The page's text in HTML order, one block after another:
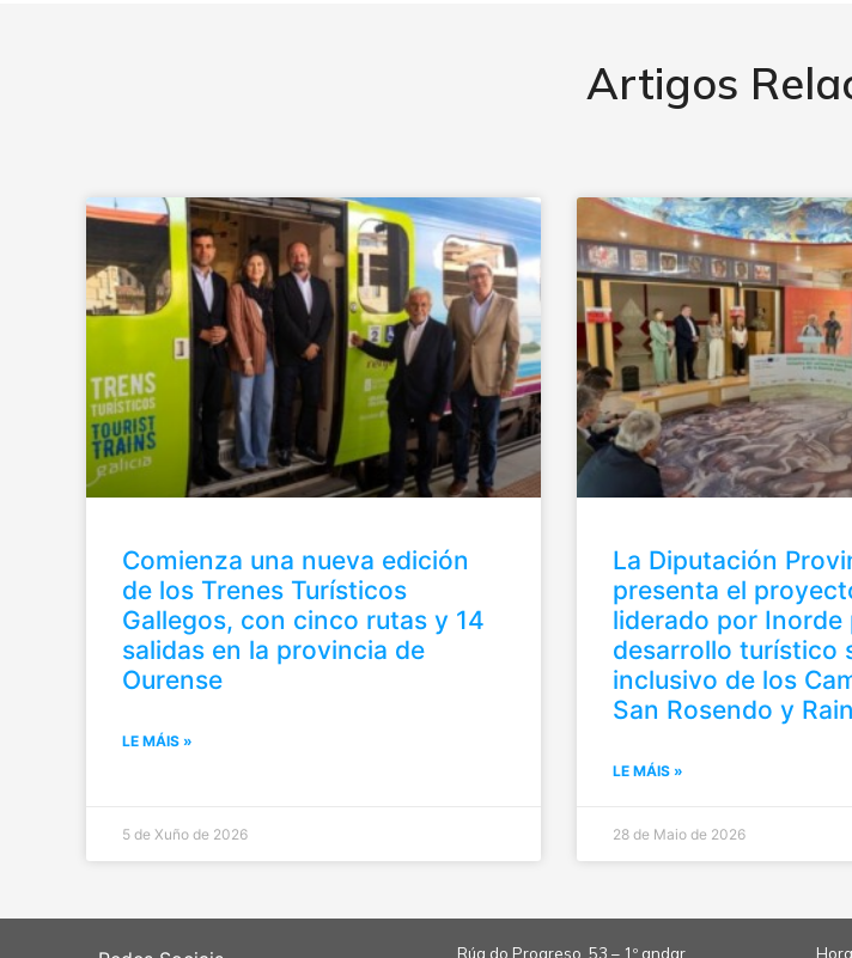
Artigos
Comienza una nueva edición
de los Trenes Turísticos
Gallegos, con cinco rutas y 14
salidas en la provincia de
Ourense
LE MÁIS »
5 de Xuño de 2026
La Diputación
presenta el
liderado por Inorde
desarrollo turístico
inclusivo de los
San Rosendo y
LE MÁIS »
28 de Maio de 2026
Rúa do Progreso, 53 – 1º andar